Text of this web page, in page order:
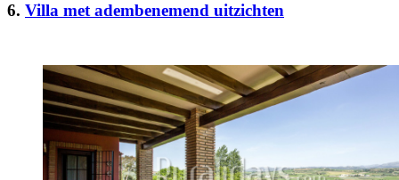
6. Villa met adembenemend uitzichten